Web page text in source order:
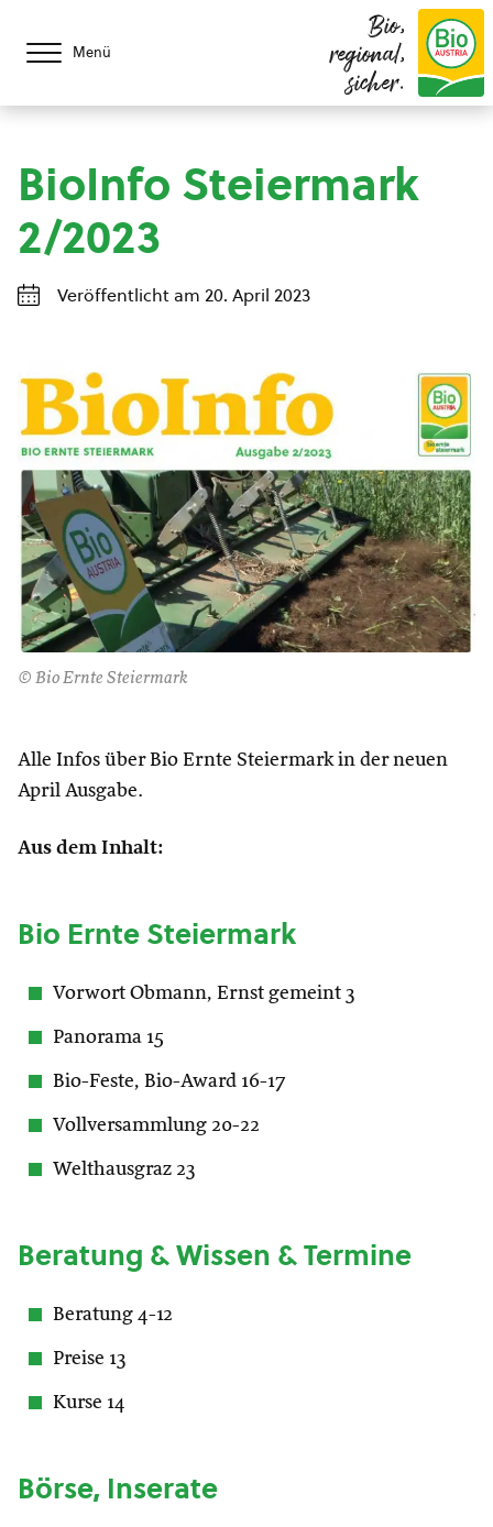
Menü
Bio,
regional,
sicher.
BioInfo Steiermark
2/2023
Veröffentlicht am 20. April 2023
© Bio Ernte Steiermark
Alle Infos über Bio Ernte Steiermark in der neuen
April Ausgabe.
Aus dem Inhalt:
Bio Ernte Steiermark
Vorwort Obmann, Ernst gemeint 3
Panorama 15
Bio-Feste, Bio-Award 16-17
Vollversammlung 20-22
Welthausgraz 23
Beratung & Wissen & Termine
Beratung 4-12
Preise 13
Kurse 14
Börse, Inserate